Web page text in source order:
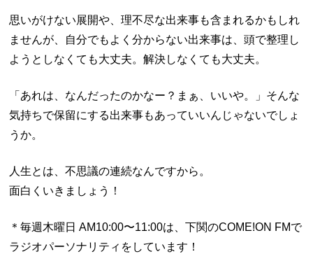
思いがけない展開や、理不尽な出来事も含まれるかもしれ
ませんが、自分でもよく分からない出来事は、頭で整理し
ようとしなくても大丈夫。解決しなくても大丈夫。
「あれは、なんだったのかなー？まぁ、いいや。」そんな
気持ちで保留にする出来事もあっていいんじゃないでしょ
うか。
人生とは、不思議の連続なんですから。
面白くいきましょう！
＊毎週木曜日 AM10:00〜11:00は、下関のCOME!ON FMで
ラジオパーソナリティをしています！